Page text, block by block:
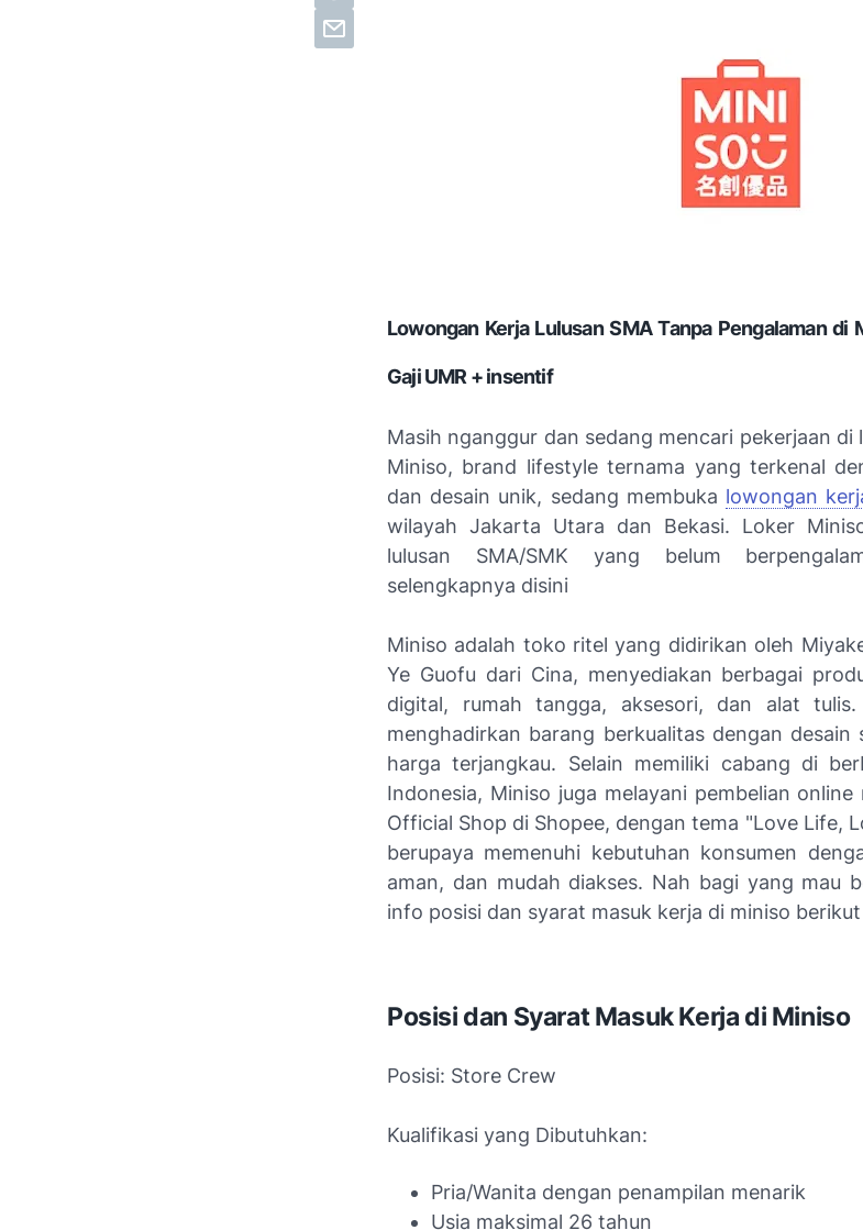
Lowongan Kerja Lulusan SMA Tanpa Pengalaman di
Gaji UMR + insentif
Masih nganggur dan sedang mencari pekerjaan
Miniso, brand lifestyle ternama yang terkenal
dan desain unik, sedang membuka lowongan
wilayah Jakarta Utara dan Bekasi. Loker
lulusan SMA/SMK yang belum
selengkapnya disini
Miniso adalah toko ritel yang didirikan oleh
Ye Guofu dari Cina, menyediakan berbagai
digital, rumah tangga, aksesori, dan alat
menghadirkan barang berkualitas dengan
harga terjangkau. Selain memiliki cabang di
Indonesia, Miniso juga melayani pembelian online
Official Shop di Shopee, dengan tema "Love Life,
berupaya memenuhi kebutuhan konsumen
aman, dan mudah diakses. Nah bagi yang mau
info posisi dan syarat masuk kerja di miniso berikut
Posisi dan Syarat Masuk Kerja di Miniso
Posisi: Store Crew
Kualifikasi yang Dibutuhkan:
Pria/Wanita dengan penampilan menarik
Usia maksimal 26 tahun